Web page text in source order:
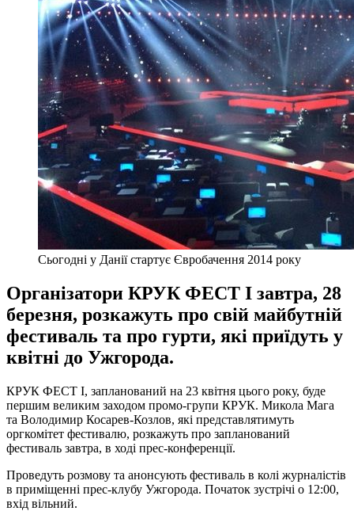
Cьогодні у Данії стартує Євробачення 2014 року
Організатори КРУК ФЕСТ I завтра, 28
березня, розкажуть про свій майбутній
фестиваль та про гурти, які приїдуть у
квітні до Ужгорода.
КРУК ФЕСТ I, запланований на 23 квітня цього року, буде
першим великим заходом промо-групи КРУК. Микола Мага
та Володимир Косарев-Козлов, які представлятимуть
оргкомітет фестивалю, розкажуть про запланований
фестиваль завтра, в ході прес-конференції.
Проведуть розмову та анонсують фестиваль в колі журналістів
в приміщенні прес-клубу Ужгорода. Початок зустрічі о 12:00,
вхід вільний.